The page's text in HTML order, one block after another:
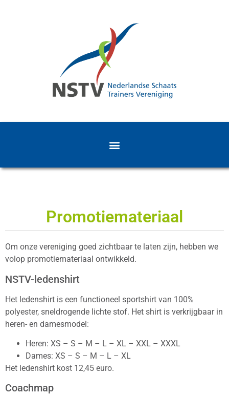
Promotiemateriaal
Om onze vereniging goed zichtbaar te laten zijn, hebben we
volop promotiemateriaal ontwikkeld.
NSTV-ledenshirt
Het ledenshirt is een functioneel sportshirt van 100%
polyester, sneldrogende lichte stof. Het shirt is verkrijgbaar in
heren- en damesmodel:
Heren: XS – S – M – L – XL – XXL – XXXL
Dames: XS – S – M – L – XL
Het ledenshirt kost 12,45 euro.
Coachmap